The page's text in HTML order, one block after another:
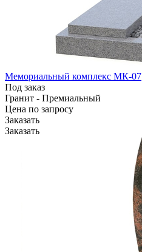
Мемориальный комплекс МК-07
Под заказ
Гранит - Премиальный
Цена по запросу
Заказать
Заказать